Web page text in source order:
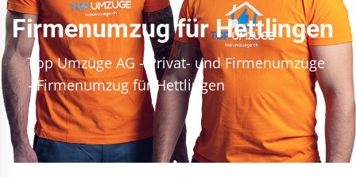
Firmenumzug für Hettlingen
Top Umzüge AG - Privat- und Firmenumzüge
- Firmenumzug für Hettlingen